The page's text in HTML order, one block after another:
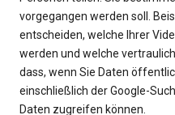
vorgegangen werden soll.
entscheiden, welche Ihrer
werden und welche
dass, wenn Sie Daten
einschließlich der Google-
Daten zugreifen können.